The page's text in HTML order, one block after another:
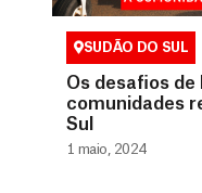
SUDÃO DO SUL
Os desafios de
comunidades
Sul
1 maio, 2024